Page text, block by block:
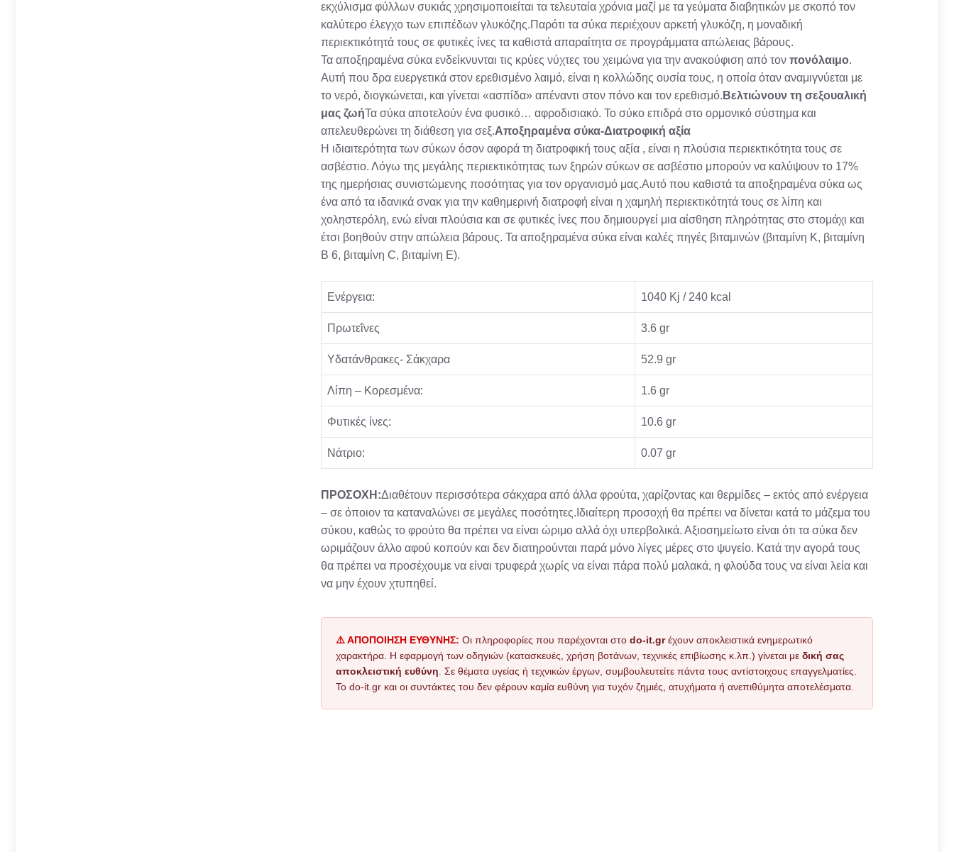
εκχύλισμα φύλλων συκιάς χρησιμοποιείται τα τελευταία χρόνια μαζί με τα γεύματα διαβητικών με σκοπό τον
καλύτερο έλεγχο των επιπέδων γλυκόζης.Παρότι τα σύκα περιέχουν αρκετή γλυκόζη, η μοναδική
περιεκτικότητά τους σε φυτικές ίνες τα καθιστά απαραίτητα σε προγράμματα απώλειας βάρους.
Τα αποξηραμένα σύκα ενδείκνυνται τις κρύες νύχτες του χειμώνα για την ανακούφιση από τον πονόλαιμο.
Αυτή που δρα ευεργετικά στον ερεθισμένο λαιμό, είναι η κολλώδης ουσία τους, η οποία όταν αναμιγνύεται με
το νερό, διογκώνεται, και γίνεται «ασπίδα» απέναντι στον πόνο και τον ερεθισμό. Βελτιώνουν τη σεξουαλική
μας ζωήΤα σύκα αποτελούν ένα φυσικό… αφροδισιακό. Το σύκο επιδρά στο ορμονικό σύστημα και
απελευθερώνει τη διάθεση για σεξ.Αποξηραμένα σύκα-Διατροφική αξία
Η ιδιαιτερότητα των σύκων όσον αφορά τη διατροφική τους αξία , είναι η πλούσια περιεκτικότητα τους σε
ασβέστιο. Λόγω της μεγάλης περιεκτικότητας των ξηρών σύκων σε ασβέστιο μπορούν να καλύψουν το 17%
της ημερήσιας συνιστώμενης ποσότητας για τον οργανισμό μας.Αυτό που καθιστά τα αποξηραμένα σύκα ως
ένα από τα ιδανικά σνακ για την καθημερινή διατροφή είναι η χαμηλή περιεκτικότητά τους σε λίπη και
χοληστερόλη, ενώ είναι πλούσια και σε φυτικές ίνες που δημιουργεί μια αίσθηση πληρότητας στο στομάχι και
έτσι βοηθούν στην απώλεια βάρους. Τα αποξηραμένα σύκα είναι καλές πηγές βιταμινών (βιταμίνη Κ, βιταμίνη
Β 6, βιταμίνη C, βιταμίνη E).
Ενέργεια: 1040 Kj / 240 kcal
Πρωτεΐνες 3.6 gr
Υδατάνθρακες- Σάκχαρα 52.9 gr
Λίπη – Kορεσμένα: 1.6 gr
Φυτικές ίνες: 10.6 gr
Νάτριο: 0.07 gr
ΠΡΟΣΟΧΗ:Διαθέτουν περισσότερα σάκχαρα από άλλα φρούτα, χαρίζοντας και θερμίδες – εκτός από ενέργεια
– σε όποιον τα καταναλώνει σε μεγάλες ποσότητες.Ιδιαίτερη προσοχή θα πρέπει να δίνεται κατά το μάζεμα του
σύκου, καθώς το φρούτο θα πρέπει να είναι ώριμο αλλά όχι υπερβολικά. Αξιοσημείωτο είναι ότι τα σύκα δεν
ωριμάζουν άλλο αφού κοπούν και δεν διατηρούνται παρά μόνο λίγες μέρες στο ψυγείο. Κατά την αγορά τους
θα πρέπει να προσέχουμε να είναι τρυφερά χωρίς να είναι πάρα πολύ μαλακά, η φλούδα τους να είναι λεία και
να μην έχουν χτυπηθεί.
⚠️ ΑΠΟΠΟΙΗΣΗ ΕΥΘΥΝΗΣ: Οι πληροφορίες που παρέχονται στο do-it.grέχουν αποκλειστικά ενημερωτικό
χαρακτήρα. Η εφαρμογή των οδηγιών (κατασκευές, χρήση βοτάνων, τεχνικές επιβίωσης κ.λπ.) γίνεται με δική σας
αποκλειστική ευθύνη . Σε θέματα υγείας ή τεχνικών έργων, συμβουλευτείτε πάντα τους αντίστοιχους επαγγελματίες.
Το do-it.gr και οι συντάκτες του δεν φέρουν καμία ευθύνη για τυχόν ζημιές, ατυχήματα ή ανεπιθύμητα αποτελέσματα.